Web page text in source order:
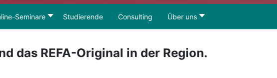
Seminare Studierende Consulting Über uns
das REFA-Original in der Region.